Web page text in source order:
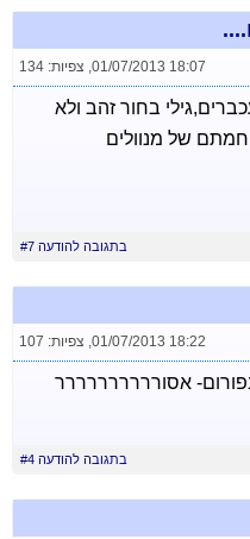
01/07/2013 18:07
, צפיות: 134
בחור זהב ולא
של מנוולים
בתגובה להודעה #7
01/07/2013 18:22
, צפיות: 107
אסורררררררררר
בתגובה להודעה #4